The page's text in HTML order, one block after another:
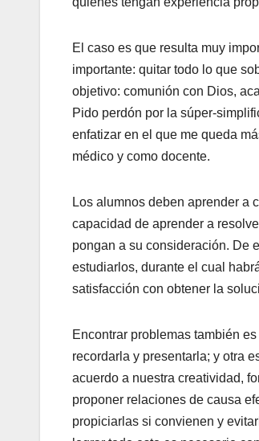
El caso es que resulta muy
importante: quitar todo lo que
objetivo: comunión con Dios,
Pido perdón por la súper-
enfatizar en el que me queda
médico y como docente.
Los alumnos deben aprender a
capacidad de aprender a
pongan a su consideración. De
estudiarlos, durante el cual
satisfacción con obtener la
Encontrar problemas también
recordarla y presentarla; y otra
acuerdo a nuestra creatividad,
proponer relaciones de causa
propiciarlas si convienen y